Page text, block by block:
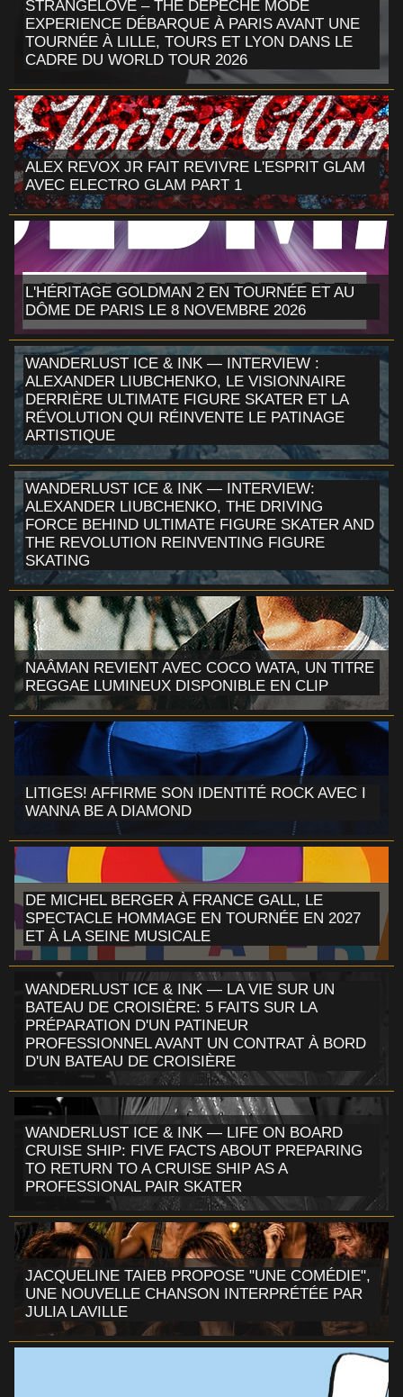
STRANGELOVE – THE DEPECHE MODE
EXPERIENCE DÉBARQUE À PARIS AVANT UNE
TOURNÉE À LILLE, TOURS ET LYON DANS LE
CADRE DU WORLD TOUR 2026
ALEX REVOX JR FAIT REVIVRE L'ESPRIT GLAM
AVEC ELECTRO GLAM PART 1
L'HÉRITAGE GOLDMAN 2 EN TOURNÉE ET AU
DÔME DE PARIS LE 8 NOVEMBRE 2026
WANDERLUST ICE & INK — INTERVIEW :
ALEXANDER LIUBCHENKO, LE VISIONNAIRE
DERRIÈRE ULTIMATE FIGURE SKATER ET LA
RÉVOLUTION QUI RÉINVENTE LE PATINAGE
ARTISTIQUE
WANDERLUST ICE & INK — INTERVIEW:
ALEXANDER LIUBCHENKO, THE DRIVING
FORCE BEHIND ULTIMATE FIGURE SKATER AND
THE REVOLUTION REINVENTING FIGURE
SKATING
NAÂMAN REVIENT AVEC COCO WATA, UN TITRE
REGGAE LUMINEUX DISPONIBLE EN CLIP
LITIGES! AFFIRME SON IDENTITÉ ROCK AVEC I
WANNA BE A DIAMOND
DE MICHEL BERGER À FRANCE GALL, LE
SPECTACLE HOMMAGE EN TOURNÉE EN 2027
ET À LA SEINE MUSICALE
WANDERLUST ICE & INK — LA VIE SUR UN
BATEAU DE CROISIÈRE: 5 FAITS SUR LA
PRÉPARATION D'UN PATINEUR
PROFESSIONNEL AVANT UN CONTRAT À BORD
D'UN BATEAU DE CROISIÈRE
WANDERLUST ICE & INK — LIFE ON BOARD
CRUISE SHIP: FIVE FACTS ABOUT PREPARING
TO RETURN TO A CRUISE SHIP AS A
PROFESSIONAL PAIR SKATER
JACQUELINE TAIEB PROPOSE "UNE COMÉDIE",
UNE NOUVELLE CHANSON INTERPRÉTÉE PAR
JULIA LAVILLE